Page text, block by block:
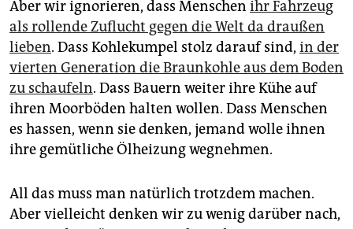
Aber wir ignorieren, dass Menschen ihr Fahrzeug
als rollende Zuflucht gegen die Welt da draußen
lieben. Dass Kohlekumpel stolz darauf sind, in der
vierten Generation die Braunkohle aus dem Boden
zu schaufeln. Dass Bauern weiter ihre Kühe auf
ihren Moorböden halten wollen. Dass Menschen
es hassen, wenn sie denken, jemand wolle ihnen
ihre gemütliche Ölheizung wegnehmen.
All das muss man natürlich trotzdem machen.
Aber vielleicht denken wir zu wenig darüber nach,